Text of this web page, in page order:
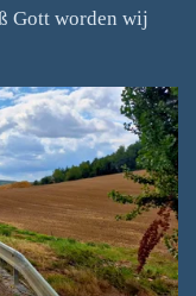
Gott worden wij